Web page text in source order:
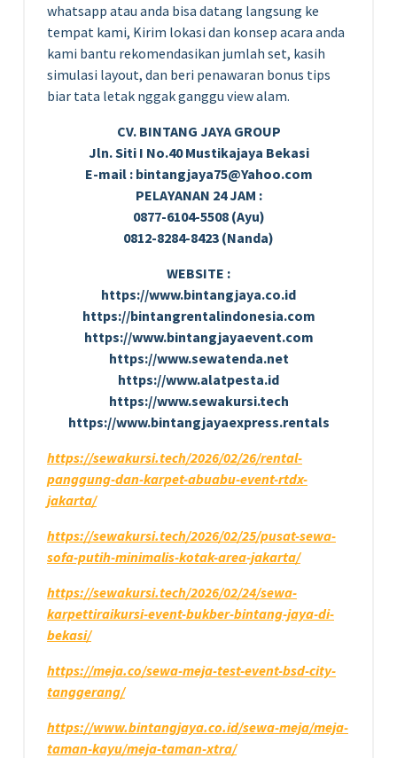
whatsapp atau anda bisa datang langsung ke
tempat kami, Kirim lokasi dan konsep acara anda
kami bantu rekomendasikan jumlah set, kasih
simulasi layout, dan beri penawaran bonus tips
biar tata letak nggak ganggu view alam.
CV. BINTANG JAYA GROUP
Jln. Siti I No.40 Mustikajaya Bekasi
E-mail : bintangjaya75@Yahoo.com
PELAYANAN 24 JAM :
0877-6104-5508 (Ayu)
0812-8284-8423 (Nanda)
WEBSITE :
https://www.bintangjaya.co.id
https://bintangrentalindonesia.com
https://www.bintangjayaevent.com
https://www.sewatenda.net
https://www.alatpesta.id
https://www.sewakursi.tech
https://www.bintangjayaexpress.rentals
https://sewakursi.tech/2026/02/26/rental-
panggung-dan-karpet-abuabu-event-rtdx-
jakarta/
https://sewakursi.tech/2026/02/25/pusat-sewa-
sofa-putih-minimalis-kotak-area-jakarta/
https://sewakursi.tech/2026/02/24/sewa-
karpettiraikursi-event-bukber-bintang-jaya-di-
bekasi/
https://meja.co/sewa-meja-test-event-bsd-city-
tanggerang/
https://www.bintangjaya.co.id/sewa-meja/meja-
taman-kayu/meja-taman-xtra/